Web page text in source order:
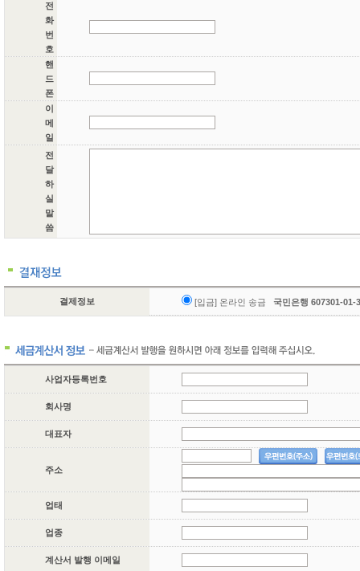
전
화
번
호
핸
드
폰
이
메
일
전
달
하
실
말
씀
결제정보 [입금] 온라인 송금 국민은행 607301-
사업자등록번호
회사명
대표자
주소
업태
업종
계산서 발행 이메일